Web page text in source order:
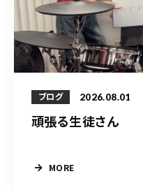
ブログ 2026.08.01
頑張る生徒さん
MORE